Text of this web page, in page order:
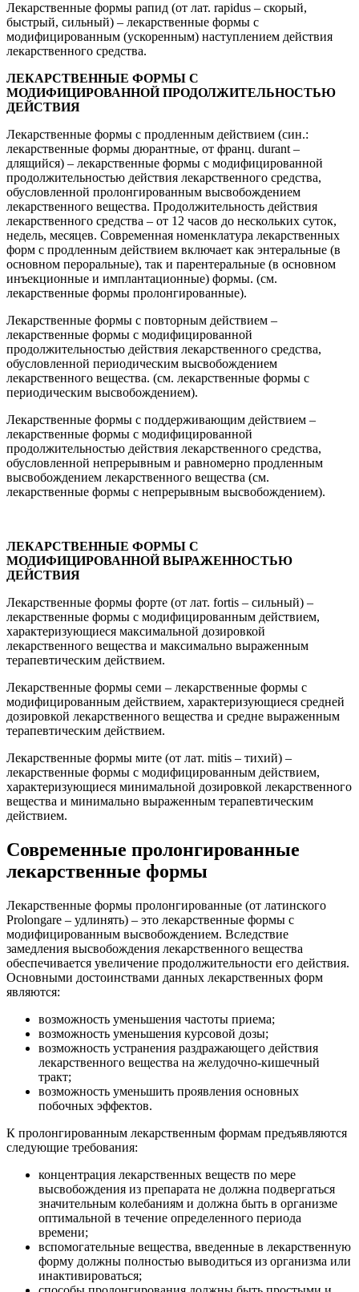
Лекарственные формы рапид (от лат. rapidus – скорый,
быстрый, сильный) – лекарственные формы с
модифицированным (ускоренным) наступлением действия
лекарственного средства.
ЛЕКАРСТВЕННЫЕ ФОРМЫ С
МОДИФИЦИРОВАННОЙ ПРОДОЛЖИТЕЛЬНОСТЬЮ
ДЕЙСТВИЯ
Лекарственные формы с продленным действием (син.:
лекарственные формы дюрантные, от франц. durant –
длящийся) – лекарственные формы с модифицированной
продолжительностью действия лекарственного средства,
обусловленной пролонгированным высвобождением
лекарственного вещества. Продолжительность действия
лекарственного средства – от 12 часов до нескольких суток,
недель, месяцев. Современная номенклатура лекарственных
форм с продленным действием включает как энтеральные (в
основном пероральные), так и парентеральные (в основном
инъекционные и имплантационные) формы. (см.
лекарственные формы пролонгированные).
Лекарственные формы с повторным действием –
лекарственные формы с модифицированной
продолжительностью действия лекарственного средства,
обусловленной периодическим высвобождением
лекарственного вещества. (см. лекарственные формы с
периодическим высвобождением).
Лекарственные формы с поддерживающим действием –
лекарственные формы с модифицированной
продолжительностью действия лекарственного средства,
обусловленной непрерывным и равномерно продленным
высвобождением лекарственного вещества (см.
лекарственные формы с непрерывным высвобождением).
ЛЕКАРСТВЕННЫЕ ФОРМЫ С
МОДИФИЦИРОВАННОЙ ВЫРАЖЕННОСТЬЮ
ДЕЙСТВИЯ
Лекарственные формы форте (от лат. fortis – сильный) –
лекарственные формы с модифицированным действием,
характеризующиеся максимальной дозировкой
лекарственного вещества и максимально выраженным
терапевтическим действием.
Лекарственные формы семи – лекарственные формы с
модифицированным действием, характеризующиеся средней
дозировкой лекарственного вещества и средне выраженным
терапевтическим действием.
Лекарственные формы мите (от лат. mitis – тихий) –
лекарственные формы с модифицированным действием,
характеризующиеся минимальной дозировкой лекарственного
вещества и минимально выраженным терапевтическим
действием.
Современные пролонгированные
лекарственные формы
Лекарственные формы пролонгированные (от латинского
Prolongare – удлинять) – это лекарственные формы с
модифицированным высвобождением. Вследствие
замедления высвобождения лекарственного вещества
обеспечивается увеличение продолжительности его действия.
Основными достоинствами данных лекарственных форм
являются:
возможность уменьшения частоты приема;
возможность уменьшения курсовой дозы;
возможность устранения раздражающего действия
лекарственного вещества на желудочно-кишечный
тракт;
возможность уменьшить проявления основных
побочных эффектов.
К пролонгированным лекарственным формам предъявляются
следующие требования:
концентрация лекарственных веществ по мере
высвобождения из препарата не должна подвергаться
значительным колебаниям и должна быть в организме
оптимальной в течение определенного периода
времени;
вспомогательные вещества, введенные в лекарственную
форму должны полностью выводиться из организма или
инактивироваться;